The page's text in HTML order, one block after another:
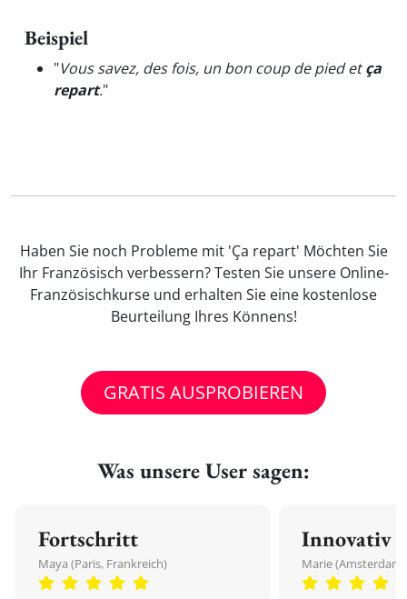
Beispiel
"Vous savez, des fois, un bon coup de pied etça
repart."
Haben Sie noch Probleme mit 'Ça repart' Möchten Sie
Ihr Französisch verbessern? Testen Sie unsere Online-
Französischkurse und erhalten Sie eine kostenlose
Beurteilung Ihres Könnens!
GRATIS AUSPROBIEREN
Was unsere User sagen:
Fortschritt
Maya (Paris, Frankreich)
Innovativ
Marie